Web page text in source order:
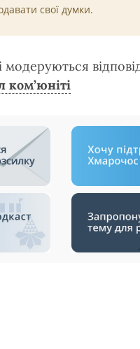
свої думки.
модеруються
ком’юніті